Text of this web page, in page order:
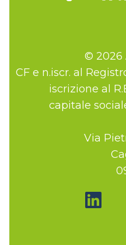
© 2026
CF e n.iscr. al
iscrizione al
capitale
Via